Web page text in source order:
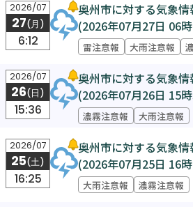
2026/07
27(月)
6:12
奥州市に対する気象
(2026年07月27日 06
雷注意報 大雨注意報
2026/07
26(日)
15:36
奥州市に対する気象
(2026年07月26日 15
濃霧注意報 大雨注意報
2026/07
25(土)
16:25
奥州市に対する気象
(2026年07月25日 16
大雨注意報 濃霧注意報